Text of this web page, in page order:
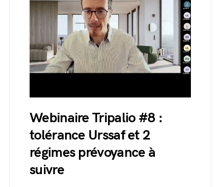
Webinaire Tripalio #8 :
tolérance Urssaf et 2
régimes prévoyance à
suivre